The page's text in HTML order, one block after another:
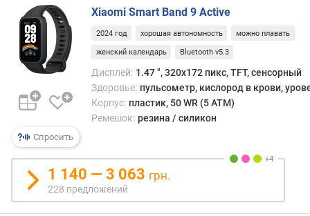
е
т
а
с
а
н
а
р
с
Спросить
Xiaomi Smart Band 9 Active
2024 год хорошая автономность можно плавать
женский календарь Bluetooth v5.3
Дисплей: 1.47 ", 320x172 пикс, TFT, сенсорный
Здоровье: пульсометр, кислород в крови,
Корпус: пластик, 50 WR (5 ATM)
Ремешок: резина / силикон
1 140 — 3 063 грн.
228 предложений